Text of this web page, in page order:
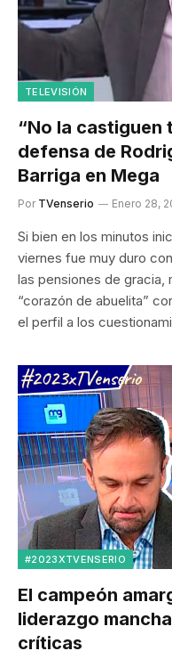
TELEVISIÓN
“No la castiguen
defensa de
Barriga en Mega
Por TVenserio Enero 28,
Si bien en los minutos
viernes fue muy duro
las pensiones de
“corazón de abuelita”
el perfil a los
#2023XTVENSERIO
El campeón
liderazgo
críticas